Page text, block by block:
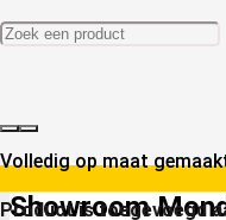
Productis toegevoegd
Volledig op maat
Showroom